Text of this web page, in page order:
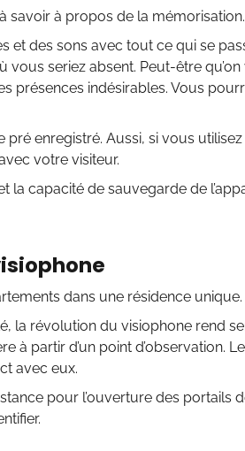
savoir à propos de la mémorisation.
et des sons avec tout ce qui se
seriez absent. Peut-être
présences indésirables. Vous
pré enregistré. Aussi, si vous
votre visiteur.
la capacité de sauvegarde de
dans une résidence unique.
la révolution du visiophone rend
à partir d’un point d’observation.
avec eux.
pour l’ouverture des portails